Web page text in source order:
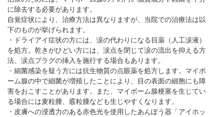
に除去する必要があります。
自覚症状により、治療方法は異なりますが、当院での治療法は以
下のものが挙げられます。
・ドライアイ症状の方には、涙の代わりになる目薬（人工涙液）
を処方。乾きがひどい方には、涙点を閉じて涙の流出を抑える方
法、涙点プラグの挿入を施行する場合もあります。
・細菌感染を疑う方には抗生物質の点眼薬を処方します。マイボ
ーム腺の中で細菌が増殖したことにより、目の表面の細胞にも障
害をおこすことがあります。また、マイボーム腺梗塞を生じてい
る場合には麦粒腫、霰粒腫なども生じやすくなります。
・皮膚への浸透力のある赤色光を使用したあんぽう器「アイホッ